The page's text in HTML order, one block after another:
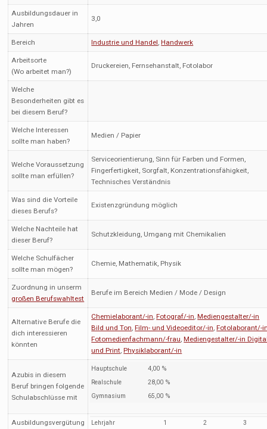
Ausbildungsdauer in
Jahren
3,0
Bereich Industrie und Handel,Handwerk
Arbeitsorte
(Wo arbeitet man?)
Druckereien, Fernsehanstalt, Fotolabor
Welche
Besonderheiten gibt es
bei diesem Beruf?
Welche Interessen
sollte man haben?
Medien / Papier
Welche Voraussetzung
sollte man erfüllen?
Serviceorientierung, Sinn für Farben und Formen,
Fingerfertigkeit, Sorgfalt, Konzentrationsfähigkeit,
Technisches Verständnis
Was sind die Vorteile
dieses Berufs?
Existenzgründung möglich
Welche Nachteile hat
dieser Beruf?
Schutzkleidung, Umgang mit Chemikalien
Welche Schulfächer
sollte man mögen?
Chemie, Mathematik, Physik
Zuordnung in unserm
großen Berufswahltest
Berufe im Bereich Medien / Mode / Design
Alternative Berufe die
dich interessieren
könnten
Chemielaborant/-in,Fotograf/-in,Mediengestalter/-in
Bild und Ton,Film- und Videoeditor/-in,Fotolaborant/-
Fotomedienfachmann/-frau,Mediengestalter/-in
und Print,Physiklaborant/-in
Azubis in diesem
Beruf bringen folgende
Schulabschlüsse mit
Hauptschule
4,00 %
Realschule
28,00 %
Gymnasium
65,00 %
Ausbildungsvergütung
Lehrjahr 1 2 3